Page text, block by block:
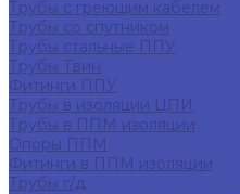
Трубы с греющим кабелем
Трубы со спутником
Трубы стальные ППУ
Трубы Твин
Фитинги ППУ
Трубы в изоляции ЦПИ
Трубы в ППМ изоляции
Опоры ППМ
Фитинги в ППМ изоляции
Трубы г/д